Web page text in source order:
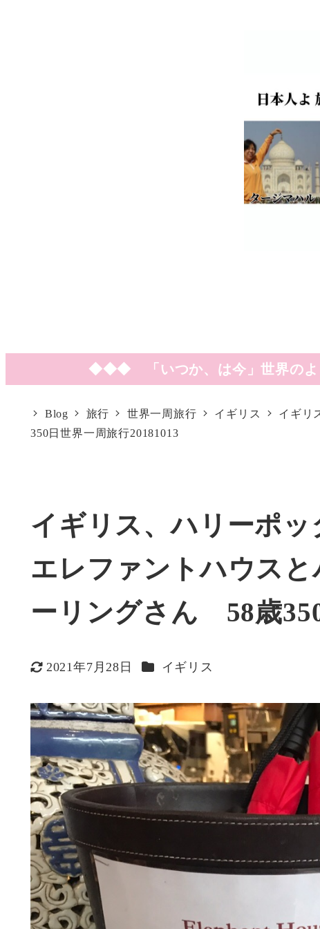
◆◆◆ 「いつか、は今」世界のよ
Blog 旅行 世界一周旅行 イギリス
イギリ
350日世界一周旅行20181013
イギリス、ハリーポ
エレファントハウス
ーリングさん 58歳
更新日
2021年7月28日 カテゴリー
イギリス